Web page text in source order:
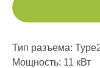
Тип разъема:
Мощность: 11 кВт